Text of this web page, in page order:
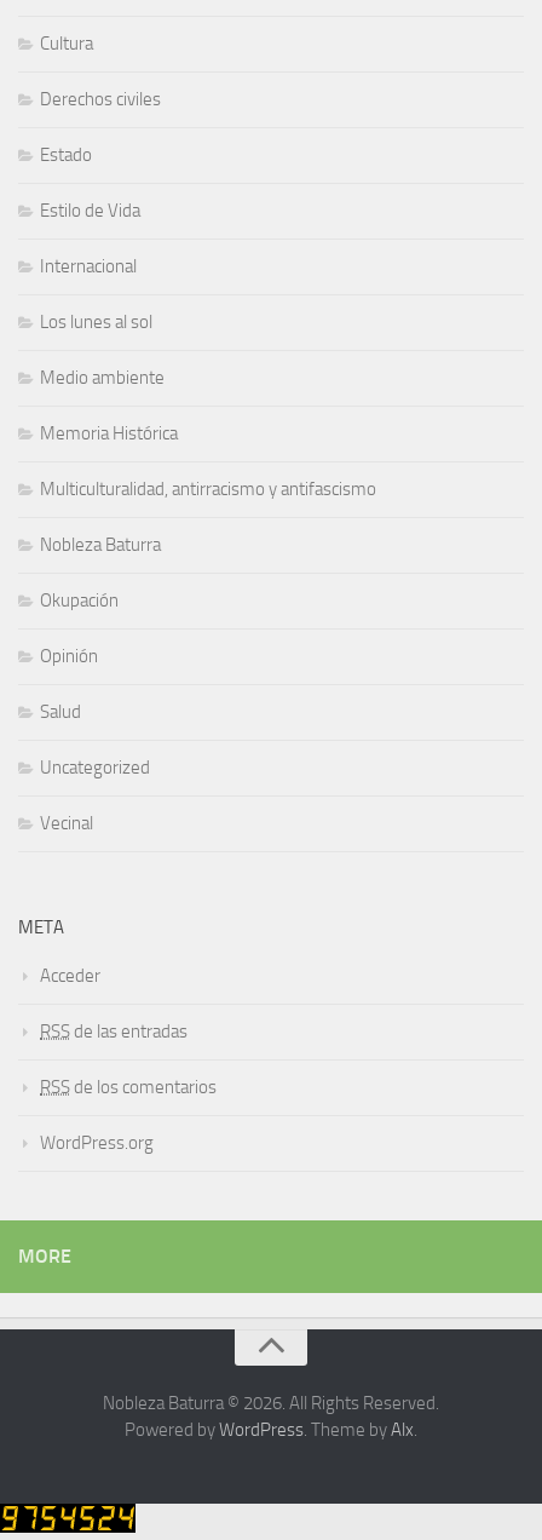
Cultura
Derechos civiles
Estado
Estilo de Vida
Internacional
Los lunes al sol
Medio ambiente
Memoria Histórica
Multiculturalidad, antirracismo y antifascismo
Nobleza Baturra
Okupación
Opinión
Salud
Uncategorized
Vecinal
META
Acceder
RSS de las entradas
RSS de los comentarios
WordPress.org
MORE
Nobleza Baturra © 2026. All Rights Reserved.
Powered byWordPress. Theme byAlx.